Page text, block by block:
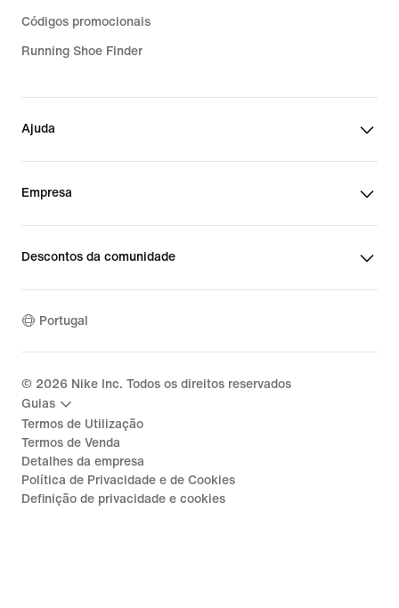
Códigos promocionais
Running Shoe Finder
Ajuda
Empresa
Descontos da comunidade
Portugal
© 2026 Nike Inc. Todos os direitos reservados
Guias
Termos de Utilização
Termos de Venda
Detalhes da empresa
Política de Privacidade e de Cookies
Definição de privacidade e cookies